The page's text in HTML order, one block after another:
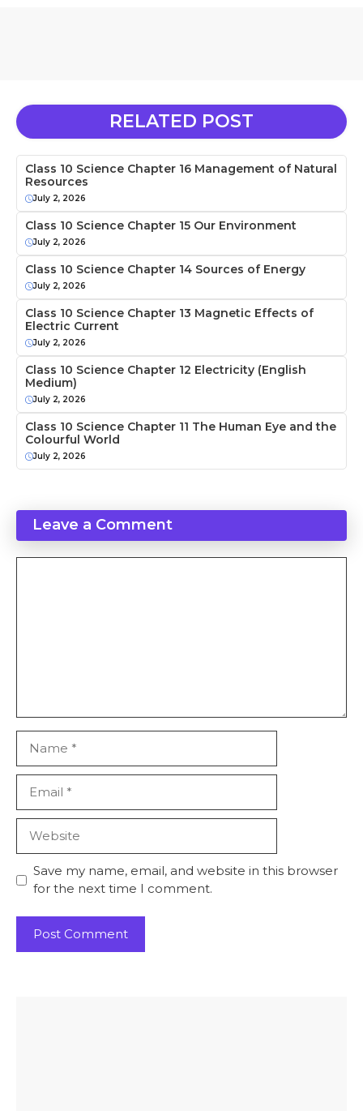
RELATED POST
Class 10 Science Chapter 16 Management of Natural
Resources
July 2, 2026
Class 10 Science Chapter 15 Our Environment
July 2, 2026
Class 10 Science Chapter 14 Sources of Energy
July 2, 2026
Class 10 Science Chapter 13 Magnetic Effects of
Electric Current
July 2, 2026
Class 10 Science Chapter 12 Electricity (English
Medium)
July 2, 2026
Class 10 Science Chapter 11 The Human Eye and the
Colourful World
July 2, 2026
Leave a Comment
Save my name, email, and website in this browser
for the next time I comment.